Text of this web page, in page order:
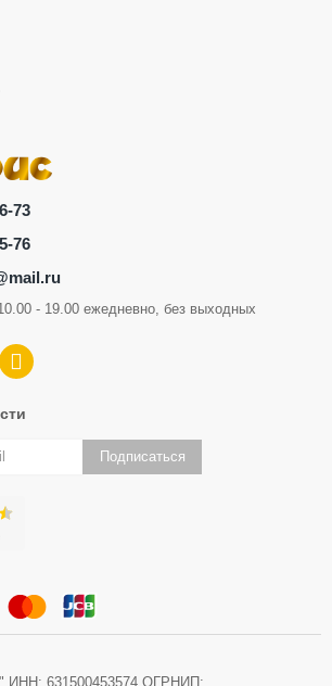
73
76
- 19.00 ежедневно, без выходных
Подписаться
ИНН: 631500453574 ОГРНИП: